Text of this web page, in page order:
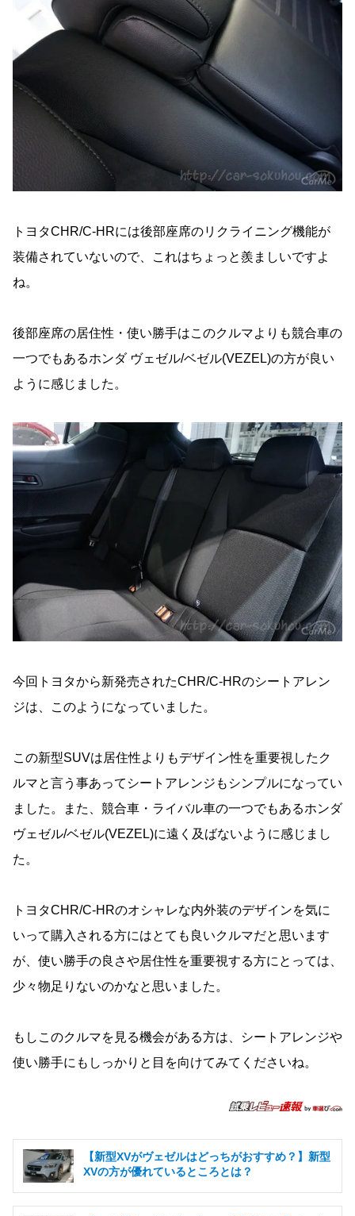
トヨタCHR/C-HRには後部座席のリクライニング機能が
装備されていないので、これはちょっと羨ましいですよ
ね。
後部座席の居住性・使い勝手はこのクルマよりも競合車の
一つでもあるホンダ ヴェゼル/ベゼル(VEZEL)の方が良い
ように感じました。
今回トヨタから新発売されたCHR/C-HRのシートアレン
ジは、このようになっていました。
この新型SUVは居住性よりもデザイン性を重要視したク
ルマと言う事あってシートアレンジもシンプルになってい
ました。また、競合車・ライバル車の一つでもあるホンダ
ヴェゼル/ベゼル(VEZEL)に遠く及ばないように感じまし
た。
トヨタCHR/C-HRのオシャレな内外装のデザインを気に
いって購入される方にはとても良いクルマだと思います
が、使い勝手の良さや居住性を重要視する方にとっては、
少々物足りないのかなと思いました。
もしこのクルマを見る機会がある方は、シートアレンジや
使い勝手にもしっかりと目を向けてみてくださいね。
【新型XVがヴェゼルはどっちがおすすめ？】新型
XVの方が優れているところとは？